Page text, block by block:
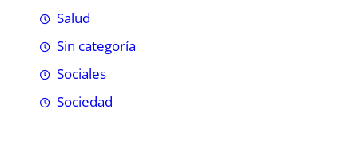
Salud
Sin categoría
Sociales
Sociedad